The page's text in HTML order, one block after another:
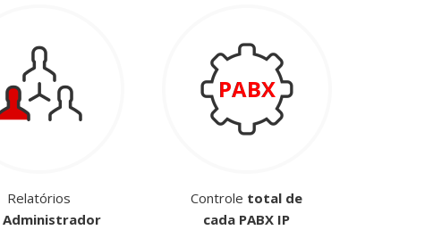
Relatórios
Administrador
Controle total de
cada PABX IP